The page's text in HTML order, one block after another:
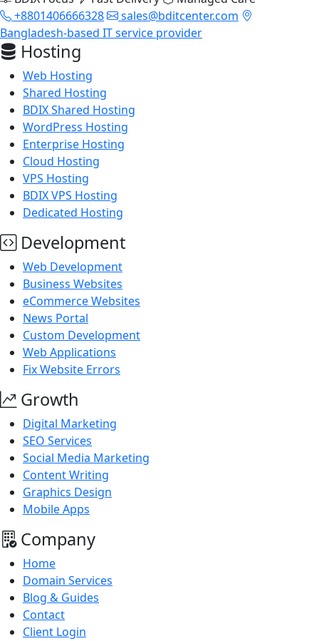
+8801406666328
sales@bditcenter.com
Bangladesh-based IT service provider
Hosting
Web Hosting
Shared Hosting
BDIX Shared Hosting
WordPress Hosting
Enterprise Hosting
Cloud Hosting
VPS Hosting
BDIX VPS Hosting
Dedicated Hosting
Development
Web Development
Business Websites
eCommerce Websites
News Portal
Custom Development
Web Applications
Fix Website Errors
Growth
Digital Marketing
SEO Services
Social Media Marketing
Content Writing
Graphics Design
Mobile Apps
Company
Home
Domain Services
Blog & Guides
Contact
Client Login